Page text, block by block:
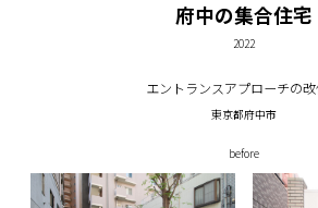
府中の集合住宅
2022
エントランスアプローチの改
東京都府中市
before